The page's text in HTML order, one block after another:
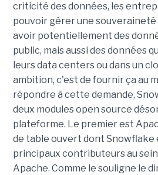
criticité des données, les
pouvoir gérer une
avoir potentiellement des
public, mais aussi des données
leurs data centers ou dans un
ambition, c'est de fournir ça au
répondre à cette demande,
deux modules open source
plateforme. Le premier est
de table ouvert dont Snowflake
principaux contributeurs au
Apache. Comme le souligne le